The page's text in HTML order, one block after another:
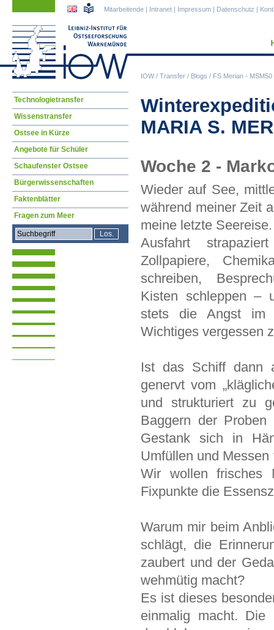
IOW/ Transfer / Blogs / FS Merian -
Mitarbeitende | Intranet | Impressum | Datenschutz |
MARIA S.
Woche 2 -
Wieder auf See,
während meiner Zeit
meine letzte
Ausfahrt
Zollpapiere,
schreiben,
Kisten schleppen –
stets die Angst im
Wichtiges vergessen
Ist das Schiff dann
genervt vom
und strukturiert zu
Baggern der
Gestank sich in
Umfüllen und
Wir wollen frisches
Fixpunkte die
Warum mir beim
schlägt, die
zaubert und der
wehmütig macht?
Es ist dieses
einmalig macht.
Navigation
überspringen
Technologietransfer
Wissenstransfer
Ostsee in Kürze
Angebote für Schüler
Schaufenster Ostsee
Bürgerwissenschaften
Faktenblätter
Fragen zum Meer